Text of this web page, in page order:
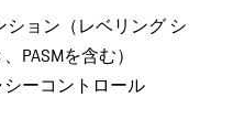
ション（レベリング シ
PASMを含む）
ーコントロール